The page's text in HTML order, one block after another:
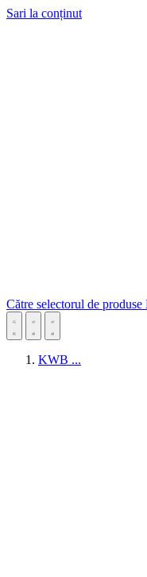
Sari la conținut
Către selectorul de
KWB ...